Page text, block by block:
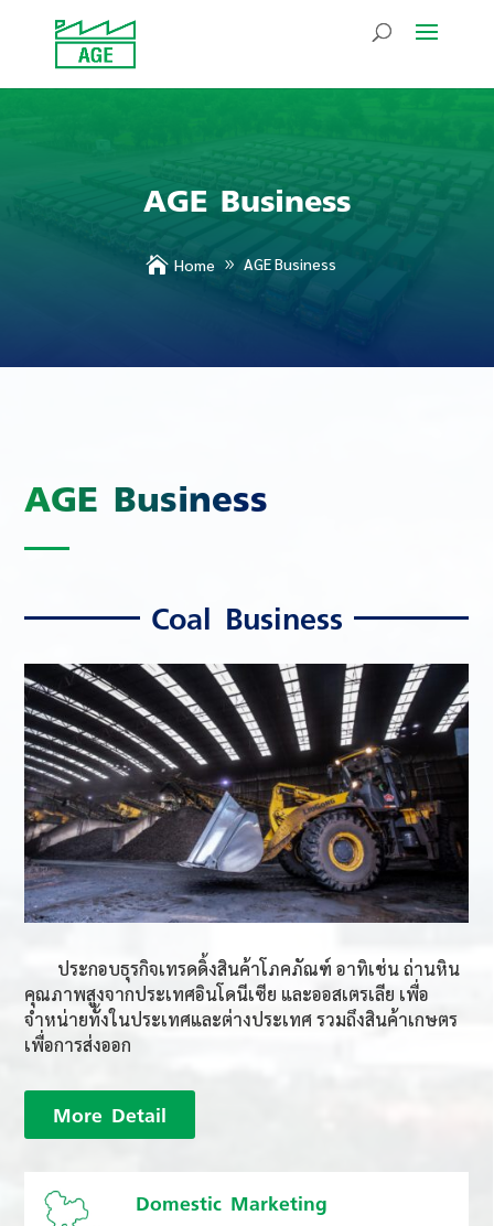
AGE Business
 Home AGE Business
AGE Business
Coal Business
ประกอบธุรกิจเทรดดิ้งสินค้าโภคภัณฑ์ อาทิเช่น ถ่านหิน
คุณภาพสูงจากประเทศอินโดนีเซีย และออสเตรเลีย เพื่อ
จำหน่ายทั้งในประเทศและต่างประเทศ รวมถึงสินค้าเกษตร
เพื่อการส่งออก
More Detail
Domestic Marketing